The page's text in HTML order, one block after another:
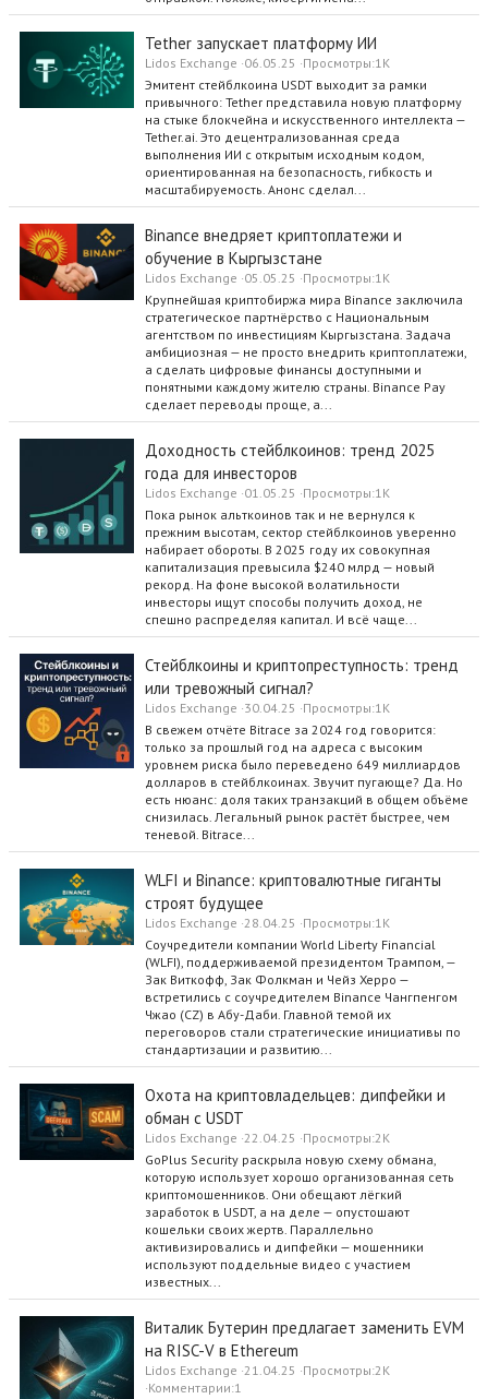
Tether запускает платформу ИИ
Lidos Exchange 06.05.25 Просмотры 1K
Эмитент стейблкоина USDT выходит за рамки
привычного: Tether представила новую платформу
на стыке блокчейна и искусственного интеллекта —
Tether.ai. Это децентрализованная среда
выполнения ИИ с открытым исходным кодом,
ориентированная на безопасность, гибкость и
масштабируемость. Анонс сделал...
Binance внедряет криптоплатежи и
обучение в Кыргызстане
Lidos Exchange 05.05.25 Просмотры 1K
Крупнейшая криптобиржа мира Binance заключила
стратегическое партнёрство с Национальным
агентством по инвестициям Кыргызстана. Задача
амбициозная — не просто внедрить криптоплатежи,
а сделать цифровые финансы доступными и
понятными каждому жителю страны. Binance Pay
сделает переводы проще, а...
Доходность стейблкоинов: тренд 2025
года для инвесторов
Lidos Exchange 01.05.25 Просмотры 1K
Пока рынок альткоинов так и не вернулся к
прежним высотам, сектор стейблкоинов уверенно
набирает обороты. В 2025 году их совокупная
капитализация превысила $240 млрд — новый
рекорд. На фоне высокой волатильности
инвесторы ищут способы получить доход, не
спешно распределяя капитал. И всё чаще...
Стейблкоины и криптопреступность: тренд
или тревожный сигнал?
Lidos Exchange 30.04.25 Просмотры 1K
В свежем отчёте Bitrace за 2024 год говорится:
только за прошлый год на адреса с высоким
уровнем риска было переведено 649 миллиардов
долларов в стейблкоинах. Звучит пугающе? Да. Но
есть нюанс: доля таких транзакций в общем объёме
снизилась. Легальный рынок растёт быстрее, чем
теневой. Bitrace...
WLFI и Binance: криптовалютные гиганты
строят будущее
Lidos Exchange 28.04.25 Просмотры 1K
Соучредители компании World Liberty Financial
(WLFI), поддерживаемой президентом Трампом, —
Зак Виткофф, Зак Фолкман и Чейз Херро —
встретились с соучредителем Binance Чангпенгом
Чжао (CZ) в Абу-Даби. Главной темой их
переговоров стали стратегические инициативы по
стандартизации и развитию...
Охота на криптовладельцев: дипфейки и
обман с USDT
Lidos Exchange 22.04.25 Просмотры 2K
GoPlus Security раскрыла новую схему обмана,
которую использует хорошо организованная сеть
криптомошенников. Они обещают лёгкий
заработок в USDT, а на деле — опустошают
кошельки своих жертв. Параллельно
активизировались и дипфейки — мошенники
используют поддельные видео с участием
известных...
Виталик Бутерин предлагает заменить EVM
на RISC-V в Ethereum
Lidos Exchange 21.04.25 Просмотры 2K
Комментарии 1